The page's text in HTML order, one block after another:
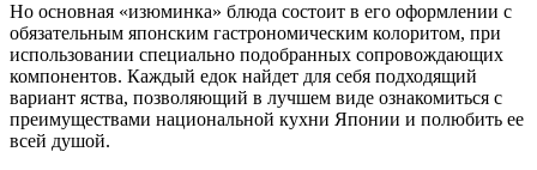
Но основная «изюминка» блюда состоит в его оформлении с
обязательным японским гастрономическим колоритом, при
использовании специально подобранных сопровождающих
компонентов. Каждый едок найдет для себя подходящий
вариант яства, позволяющий в лучшем виде ознакомиться с
преимуществами национальной кухни Японии и полюбить ее
всей душой.